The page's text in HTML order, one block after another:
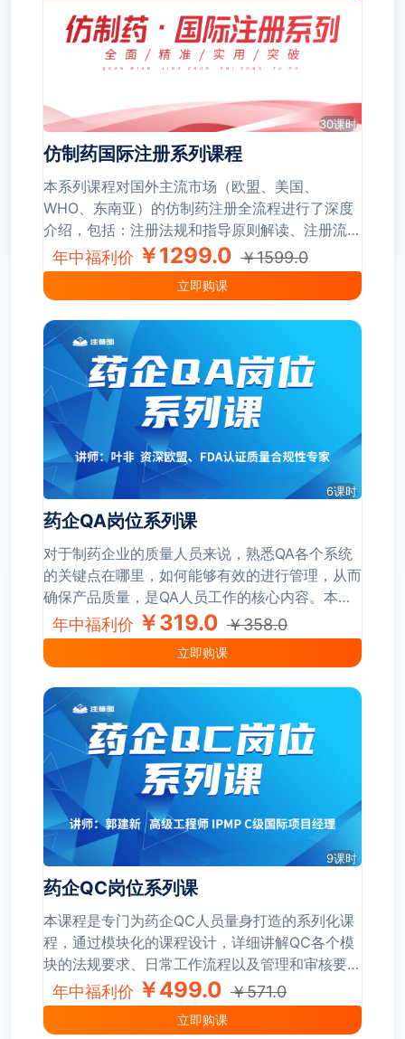
30课时
仿制药国际注册系列课程
本系列课程对国外主流市场（欧盟、美国、
WHO、东南亚）的仿制药注册全流程进行了深度
介绍，包括：注册法规和指导原则解读、注册流
程、沟通交流、申报资料撰写及递交、GMP迎
检、上市后变更管理，并穿插了丰富的案例分析。
通过本系列课程的学习，可以精准把握主流市场的
仿制药注册法规框架与技术要求，从而制订最佳的
申报策略、提升申报效率，在医药行业国际化进程
加速的背景下，助力企业突破国际注册壁垒。
年中福利价 ￥1299.0 ￥1599.0
立即购课
6课时
药企QA岗位系列课
对于制药企业的质量人员来说，熟悉QA各个系统
的关键点在哪里，如何能够有效的进行管理，从而
确保产品质量，是QA人员工作的核心内容。本次
课程，从培训、物料、生产、实验室及质量管理等
方面，详细给大家讲解QA各个系统的日常管理关
键点和控制方法，并结合实操案例的分享来加深理
解，为日常工作提供体系化的指导。
年中福利价 ￥319.0 ￥358.0
立即购课
9课时
药企QC岗位系列课
本课程是专门为药企QC人员量身打造的系列化课
程，通过模块化的课程设计，详细讲解QC各个模
块的法规要求、日常工作流程以及管理和审核要
点。课程涵盖实验室基本要求、物料管理、仪器管
理、取样、稳定性及留样管理、数据管理、异常数
据调查、分析方法验证以及各类检验相关要求介绍
年中福利价 ￥499.0 ￥571.0
立即购课